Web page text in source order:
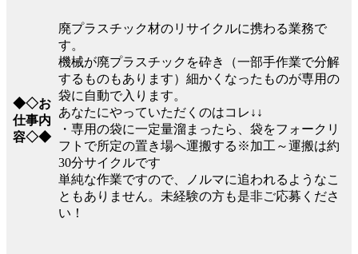
◆◇お
仕事内
容◇◆
廃プラスチック材のリサイクルに携わる業務で
す。
機械が廃プラスチックを砕き（一部手作業で分解
するものもあります）細かくなったものが専用の
袋に自動で入ります。
あなたにやっていただくのはコレ↓↓
・専用の袋に一定量溜まったら、袋をフォークリ
フトで所定の置き場へ運搬する※加工～運搬は約
30分サイクルです
単純な作業ですので、ノルマに追われるようなこ
ともありません。未経験の方も是非ご応募くださ
い！